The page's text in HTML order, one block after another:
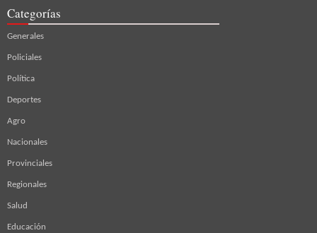
Categorías
Generales
Policiales
Política
Deportes
Agro
Nacionales
Provinciales
Regionales
Salud
Educación